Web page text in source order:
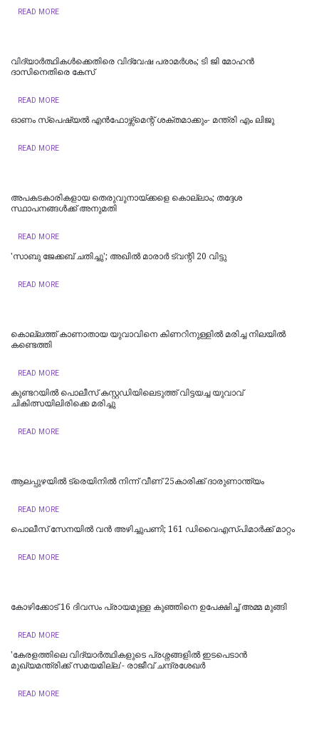
READ MORE
വിദ്യാര്‍ത്ഥികള്‍ക്കെതിരെ വിദ്വേഷ പരാമര്‍ശം; ടി ജി മോഹന്‍
ദാസിനെതിരെ കേസ്
READ MORE
ഓണം സ്‌പെഷ്യൽ എൻഫോഴ്സ്മെന്റ് ശക്തമാക്കും- മന്ത്രി എം ലിജു
READ MORE
അപകടകാരികളായ തെരുവുനായ്ക്കളെ കൊല്ലാം; തദ്ദേശ
സ്ഥാപനങ്ങൾക്ക് അനുമതി
READ MORE
'സാബു ജേക്കബ് ചതിച്ചു'; അഖിൽ മാരാർ ട്വന്റി 20 വിട്ടു
READ MORE
കൊല്ലത്ത് കാണാതായ യുവാവിനെ കിണറിനുള്ളിൽ മരിച്ച നിലയിൽ
കണ്ടെത്തി
READ MORE
കുണ്ടറയിൽ പൊലീസ് കസ്റ്റഡിയിലെടുത്ത് വിട്ടയച്ച യുവാവ്
ചികിത്സയിലിരിക്കെ മരിച്ചു
READ MORE
ആലപ്പുഴയിൽ ട്രെയിനില്‍ നിന്ന് വീണ് 25കാരിക്ക് ദാരുണാന്ത്യം
READ MORE
പൊലീസ് സേനയിൽ വൻ അഴിച്ചുപണി; 161 ഡിവൈഎസ്പിമാര്‍ക്ക് മാറ്റം
READ MORE
കോഴിക്കോട് 16 ​ദിവസം പ്രായമുള്ള കുഞ്ഞിനെ ഉപേക്ഷിച്ച് അമ്മ മുങ്ങി
READ MORE
'കേരളത്തിലെ വിദ്യാർത്ഥികളുടെ പ്രശ്നങ്ങളിൽ ഇടപെടാൻ
മുഖ്യമന്ത്രിക്ക് സമയമില്ല'- രാജീവ് ചന്ദ്രശേഖർ
READ MORE